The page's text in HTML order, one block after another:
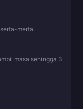
merta.
masa sehingga 3